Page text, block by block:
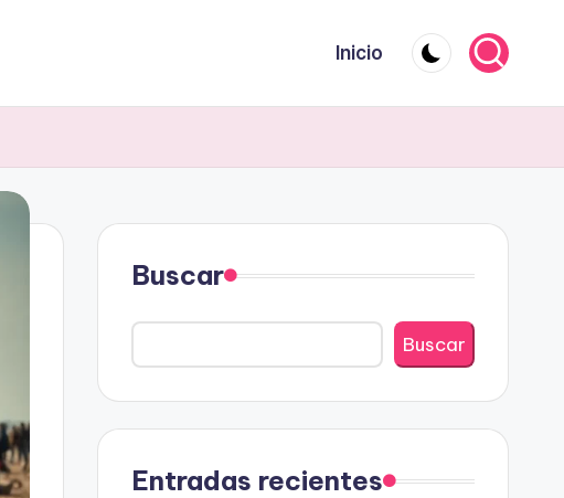
Inicio
Buscar
Buscar
Entradas recientes